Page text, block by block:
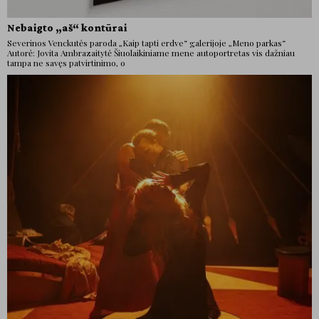
Nebaigto „aš“ kontūrai
Severinos Venckutės paroda „Kaip tapti erdve“ galerijoje „Meno parkas“
Autorė: Jovita Ambrazaitytė Šiuolaikiniame mene autoportretas vis dažniau
tampa ne savęs patvirtinimo, o